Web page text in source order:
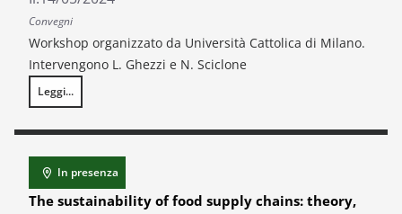
Convegni
Workshop organizzato da Università Cattolica di Milano.
Intervengono L. Ghezzi e N. Sciclone
Leggi...
L’economia dei disastri naturali: prospettive e casi di studio
In presenza
The sustainability of food supply chains: theory,